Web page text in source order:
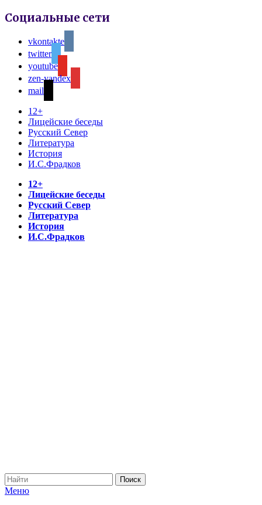
Социальные сети
vkontakte
twitter
youtube
zen-yandex
mail
12+
Лицейские беседы
Русский Север
Литература
История
И.С.Фрадков
12+
Лицейские беседы
Русский Север
Литература
История
И.С.Фрадков
Меню